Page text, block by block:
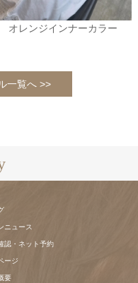
オレンジインナーカラー
一覧へ >>
ニュース
認・ネット予約
ージ
要